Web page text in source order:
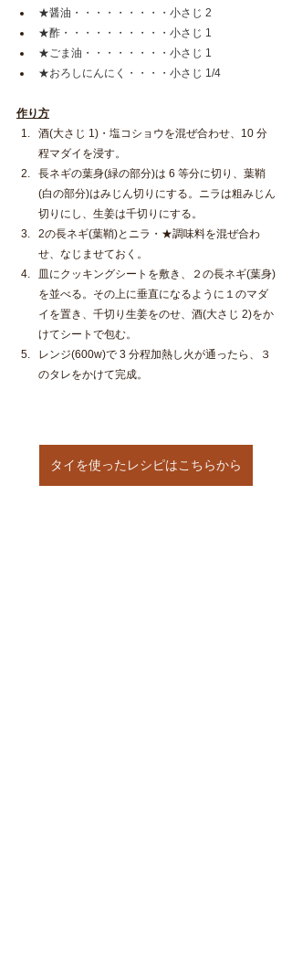
★醤油・・・・・・・・・小さじ 2
★酢・・・・・・・・・・小さじ 1
★ごま油・・・・・・・・小さじ 1
★おろしにんにく・・・・小さじ 1/4
作り方
酒(大さじ 1)・塩コショウを混ぜ合わせ、10 分
程マダイを浸す。
長ネギの葉身(緑の部分)は 6 等分に切り、葉鞘
(白の部分)はみじん切りにする。ニラは粗みじん
切りにし、生姜は千切りにする。
2の長ネギ(葉鞘)とニラ・★調味料を混ぜ合わ
せ、なじませておく。
皿にクッキングシートを敷き、２の長ネギ(葉身)
を並べる。その上に垂直になるように１のマダ
イを置き、千切り生姜をのせ、酒(大さじ 2)をか
けてシートで包む。
レンジ(600w)で 3 分程加熱し火が通ったら、３
のタレをかけて完成。
タイを使ったレシピはこちらから